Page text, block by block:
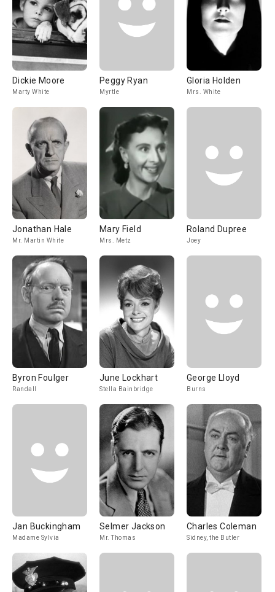
Dickie Moore
Marty White
Peggy Ryan
Myrtle
Gloria Holden
Mrs. White
Jonathan Hale
Mr. Martin White
Mary Field
Mrs. Metz
Roland Dupree
Joey
Byron Foulger
Randall
June Lockhart
Stella Bainbridge
George Lloyd
Burns
Jan Buckingham
Madame Sylvia
Selmer Jackson
Mr. Thomas
Charles Coleman
Sidney, the Butler